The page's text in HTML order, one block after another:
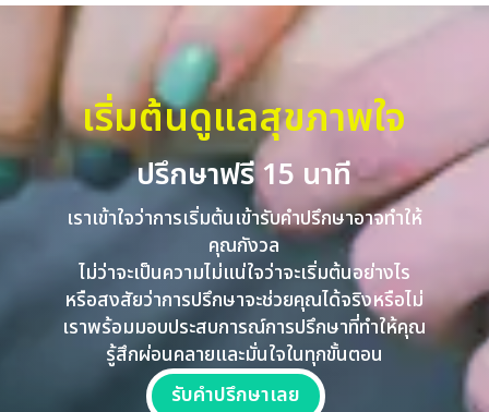
เริ่มต้นดูแลสุขภาพใจ
ปรึกษาฟรี 15 นาที
เราเข้าใจว่าการเริ่มต้นเข้ารับคำปรึกษาอาจทำให้
คุณกังวล
ไม่ว่าจะเป็นความไม่แน่ใจว่าจะเริ่มต้นอย่างไร
หรือสงสัยว่าการปรึกษาจะช่วยคุณได้จริงหรือไม่
เราพร้อมมอบประสบการณ์การปรึกษาที่ทำให้คุณ
รู้สึกผ่อนคลายและมั่นใจในทุกขั้นตอน
รับคำปรึกษาเลย